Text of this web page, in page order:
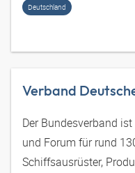
Deutschland
Verband
Der Bundesverband
und Forum für rund
Schiffsausrüster,